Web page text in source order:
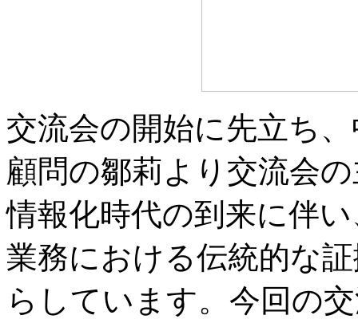
交流会の開始に先立ち
顧問の鄒莉より交流会
情報化時代の到来に伴
業務における伝統的な
らしています。今回の